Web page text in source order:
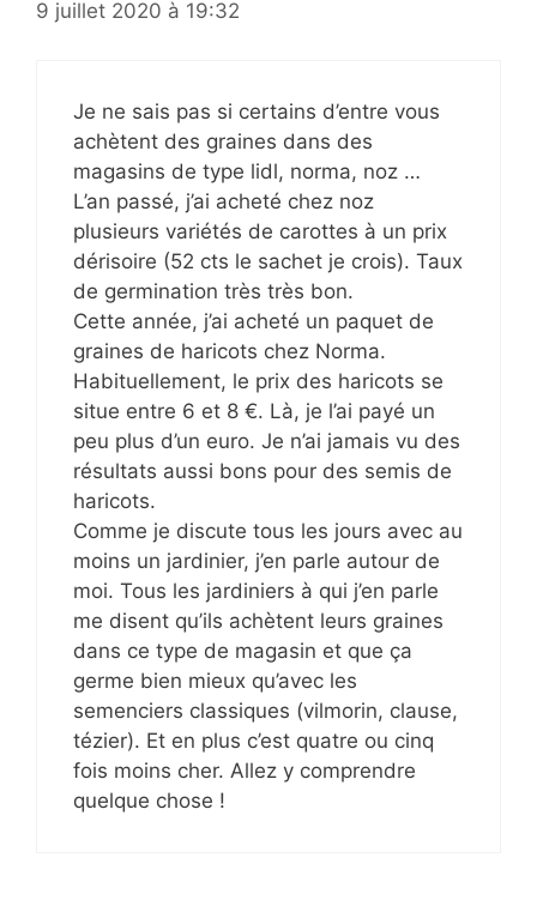
9 juillet 2020 à 19:32
Je ne sais pas si certains d’entre vous
achètent des graines dans des
magasins de type lidl, norma, noz …
L’an passé, j’ai acheté chez noz
plusieurs variétés de carottes à un prix
dérisoire (52 cts le sachet je crois). Taux
de germination très très bon.
Cette année, j’ai acheté un paquet de
graines de haricots chez Norma.
Habituellement, le prix des haricots se
situe entre 6 et 8 €. Là, je l’ai payé un
peu plus d’un euro. Je n’ai jamais vu des
résultats aussi bons pour des semis de
haricots.
Comme je discute tous les jours avec au
moins un jardinier, j’en parle autour de
moi. Tous les jardiniers à qui j’en parle
me disent qu’ils achètent leurs graines
dans ce type de magasin et que ça
germe bien mieux qu’avec les
semenciers classiques (vilmorin, clause,
tézier). Et en plus c’est quatre ou cinq
fois moins cher. Allez y comprendre
quelque chose !